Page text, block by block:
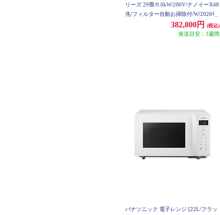
リーズ 29畳/9.0kW/200V/ナノイーX48
兆/フィルター自動お掃除付/W/2026年
度★大型配送対象商品 CS-X906D2-ES
382,800円 (税込)
発送目安：3週間
パナソニック 電子レンジ [22L/フラッ